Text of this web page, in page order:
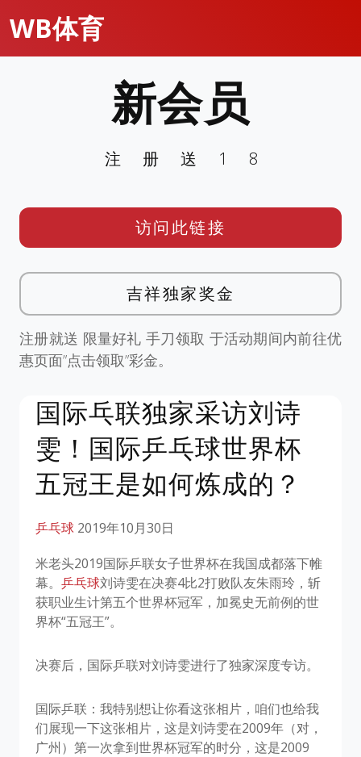
WB体育
国际乓联独家采访刘诗
雯！国际乒乓球世界杯
五冠王是如何炼成的？
乒乓球 2019年10月30日
米老头2019国际乒联女子世界杯在我国成都落下帷
幕。 乒乓球刘诗雯在决赛4比2打败队友朱雨玲，斩
获职业生计第五个世界杯冠军，加冕史无前例的世
界杯“五冠王”。
决赛后，国际乒联对刘诗雯进行了独家深度专访。
国际乒联：我特别想让你看这张相片，咱们也给我
们展现一下这张相片，这是刘诗雯在2009年（对，
广州）第一次拿到世界杯冠军的时分，这是2009
新会员
注册送18
访问此链接
吉祥独家奖金
注册就送 限量好礼 手刀领取 于活动期间内前往优
惠页面”点击领取”彩金。